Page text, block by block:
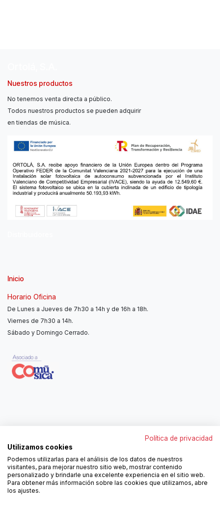
Nuestros productos
No tenemos venta directa a público.
Todos nuestros productos se pueden adquirir
en tiendas de música.
Inicio
Horario Oficina
De Lunes a Jueves de 7h30 a 14h y de 16h a 18h.
Viernes de 7h30 a 14h.
Sábado y Domingo Cerrado.
962250313
ortola@ortola-sa.es
Av. d'Albaida, s/n
46840 La Pobla del Duc (Valencia)
¡Síguenos!
Política de privacidad
Utilizamos cookies
Podemos utilizarlas para el análisis de los datos de nuestros
visitantes, para mejorar nuestro sitio web, mostrar contenido
personalizado y brindarle una excelente experiencia en el sitio web.
Para obtener más información sobre las cookies que utilizamos, abre
los ajustes.